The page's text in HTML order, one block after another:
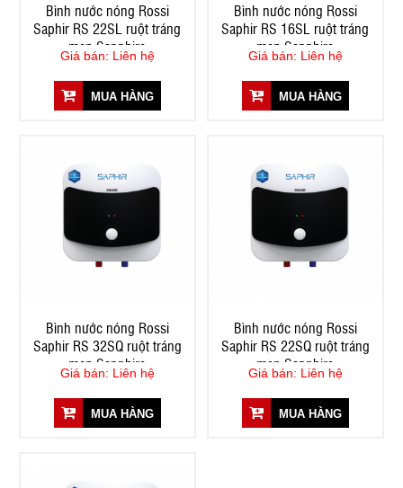
Bình nước nóng Rossi
Saphir RS 22SL ruột tráng
men Sapphire
Giá bán: Liên hệ
MUA HÀNG
Bình nước nóng Rossi
Saphir RS 16SL ruột tráng
men Sapphire
Giá bán: Liên hệ
MUA HÀNG
Bình nước nóng Rossi
Saphir RS 32SQ ruột tráng
men Sapphire
Giá bán: Liên hệ
MUA HÀNG
Bình nước nóng Rossi
Saphir RS 22SQ ruột tráng
men Sapphire
Giá bán: Liên hệ
MUA HÀNG